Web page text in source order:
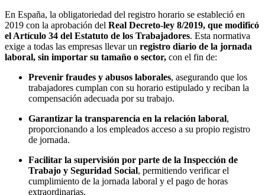
En España, la obligatoriedad del registro horario se estableció en
2019 con la aprobación del Real Decreto-ley 8/2019, que modificó
el Artículo 34 del Estatuto de los Trabajadores. Esta normativa
exige a todas las empresas llevar un registro diario de la jornada
laboral, sin importar su tamaño o sector, con el fin de:
Prevenir fraudes y abusos laborales, asegurando que los
trabajadores cumplan con su horario estipulado y reciban la
compensación adecuada por su trabajo.
Garantizar la transparencia en la relación laboral,
proporcionando a los empleados acceso a su propio registro
de jornada.
Facilitar la supervisión por parte de la Inspección de
Trabajo y Seguridad Social, permitiendo verificar el
cumplimiento de la jornada laboral y el pago de horas
extraordinarias.